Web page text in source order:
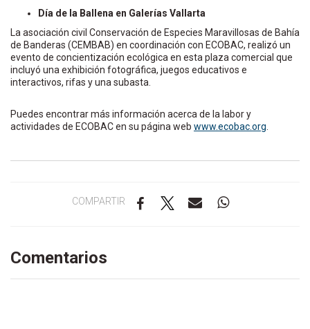
Día de la Ballena en Galerías Vallarta
La asociación civil Conservación de Especies Maravillosas de Bahía
de Banderas (CEMBAB) en coordinación con ECOBAC, realizó un
evento de concientización ecológica en esta plaza comercial que
incluyó una exhibición fotográfica, juegos educativos e
interactivos, rifas y una subasta.
Puedes encontrar más información acerca de la labor y
actividades de ECOBAC en su página web www.ecobac.org
COMPARTIR
Comentarios